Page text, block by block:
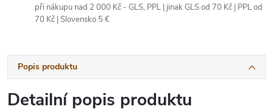
při nákupu nad 2 000 Kč - GLS, PPL | jinak GLS od 70 Kč | PPL od
70 Kč | Slovensko 5 €
Popis produktu
Detailní popis produktu